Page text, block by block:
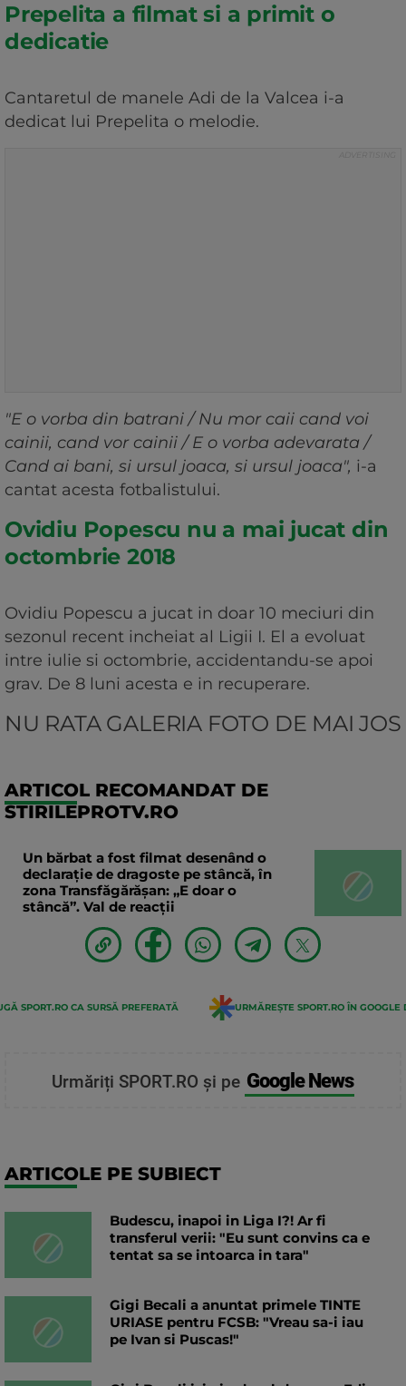
Prepelita a filmat si a primit o
dedicatie
Cantaretul de manele Adi de la Valcea i-a
dedicat lui Prepelita o melodie.
"E o vorba din batrani / Nu mor caii cand voi
cainii, cand vor cainii / E o vorba adevarata /
Cand ai bani, si ursul joaca, si ursul joaca", i-a
cantat acesta fotbalistului.
Ovidiu Popescu nu a mai jucat din
octombrie 2018
Ovidiu Popescu a jucat in doar 10 meciuri din
sezonul recent incheiat al Ligii I. El a evoluat
intre iulie si octombrie, accidentandu-se apoi
grav. De 8 luni acesta e in recuperare.
NU RATA GALERIA FOTO DE MAI JOS
ARTICOL RECOMANDAT DE
STIRILEPROTV.RO
Un bărbat a fost filmat desenând o
declaraţie de dragoste pe stâncă, în
zona Transfăgărăşan: „E doar o
stâncă”. Val de reacții
SPORT.RO CA SURSĂ PREFERATĂ URMĂREȘTE SPORT.RO ÎN GOOGLE
Urmăriți SPORT.RO și pe Google News
ARTICOLE PE SUBIECT
Budescu, inapoi in Liga I?! Ar fi
transferul verii: "Eu sunt convins ca e
tentat sa se intoarca in tara"
Gigi Becali a anuntat primele TINTE
URIASE pentru FCSB: "Vreau sa-i iau
pe Ivan si Puscas!"